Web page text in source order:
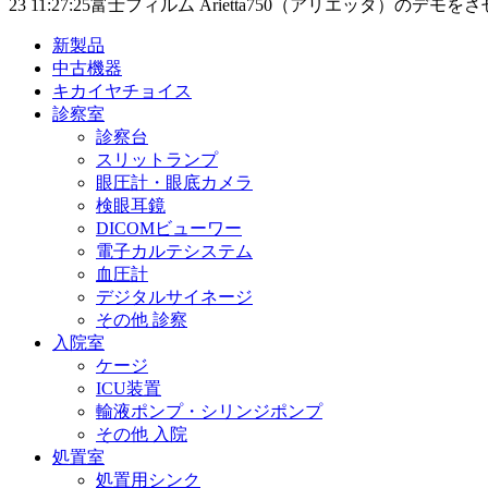
23 11:27:25富士フィルム Arietta750（アリエッタ）のデモを
新製品
中古機器
キカイヤチョイス
診察室
診察台
スリットランプ
眼圧計・眼底カメラ
検眼耳鏡
DICOMビューワー
電子カルテシステム
血圧計
デジタルサイネージ
その他 診察
入院室
ケージ
ICU装置
輸液ポンプ・シリンジポンプ
その他 入院
処置室
処置用シンク